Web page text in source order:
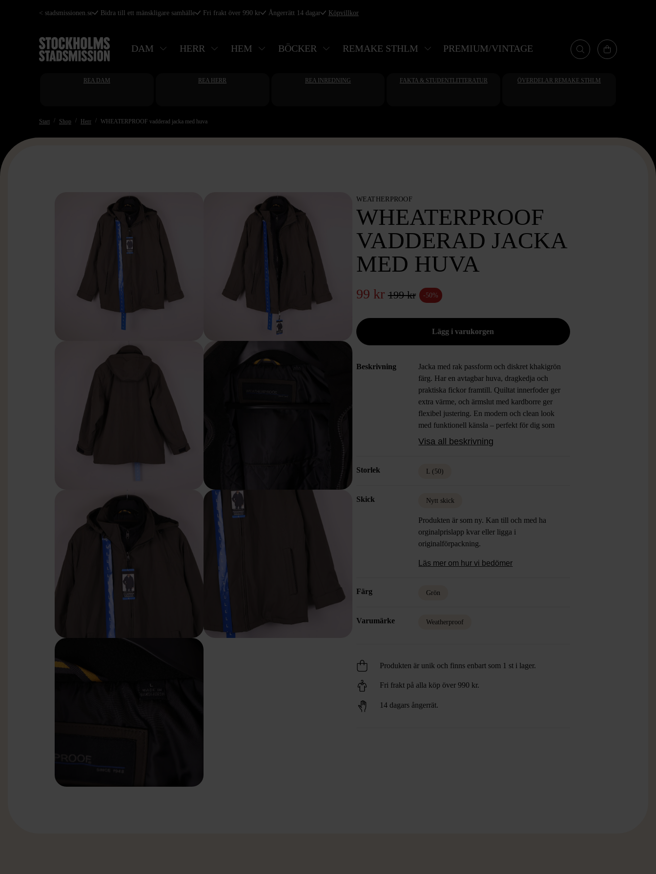
Hoppa
huvudinnehåll
< stadsmissionen.se Bidra till ett mänskligare samhälle Fri frakt över 990 kr Ångerrätt 14 dagar Köpvillkor
DAM HERR HEM BÖCKER REMAKE STHLM PREMIUM/VINTAGE
REA DAM REA HERR REA INREDNING FAKTA & STUDENTLITTERATUR ÖVERDELAR REMAKE STHLM
Start Shop Herr WHEATERPROOF vadderad jacka med huva
WEATHERPROOF
WHEATERPROOF
VADDERAD JACKA
MED HUVA
99 kr 199 kr -50%
Beskrivning
Jacka med rak passform och diskret khakigrön
färg. Har en avtagbar huva, dragkedja och
praktiska fickor framtill. Quiltat innerfoder ger
extra värme, och ärmslut med kardborre ger
flexibel justering. En modern och clean look
med funktionell känsla – perfekt för dig som
vill ha en avslappnad stil med extra komfort.
Visa all beskrivning
Storlek L (50)
Skick Nytt skick
Produkten är som ny. Kan till och med ha
orginalprislapp kvar eller ligga i
originalförpackning.
Läs mer om hur vi bedömer
Färg Grön
Varumärke Weatherproof
Produkten är unik och finns enbart som 1 st i lager.
Fri frakt på alla köp över 990 kr.
14 dagars ångerrät.